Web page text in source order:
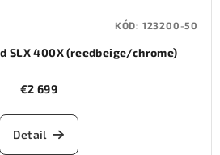
SLX 400X (reedbeige/chrome)
€2 699
Detail
KÓD: 123200-50